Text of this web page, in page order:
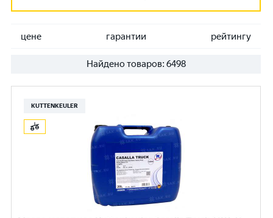
цене гарантии рейтингу
Найдено товаров: 6498
KUTTENKEULER